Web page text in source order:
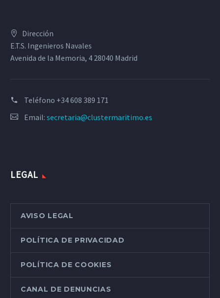
Dirección
E.T.S. Ingenieros Navales
Avenida de la Memoria, 4 28040 Madrid
Teléfono +34 608 389 171
Email: secretaria@clustermaritimo.es
LEGAL
AVISO LEGAL
POLÍTICA DE PRIVACIDAD
POLÍTICA DE COOKIES
CANAL DE DENUNCIAS